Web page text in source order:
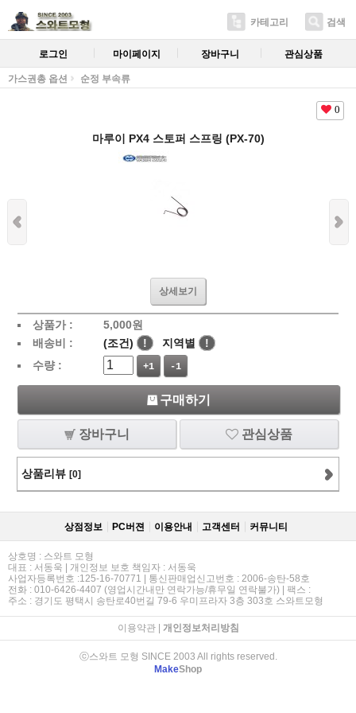
카테고리 검색
로그인 마이페이지 장바구니 관심상품
가스권총 옵션 순정 부속류
0
마루이 PX4 스토퍼 스프링 (PX-70)
상세보기
상품가 : 5,000원
배송비 :
(조건) ! 지역별
!
수량 :
+1 -1
구매하기
장바구니 관심상품
상품리뷰 [0]
상점정보 PC버젼 이용안내 고객센터 커뮤니티
상호명 : 스와트 모형
대표 : 서동욱 | 개인정보 보호 책임자 : 서동욱
사업자등록번호 :125-16-70771 | 통신판매업신고번호 : 2006-송탄-58호
전화 : 010-6426-4407 (영업시간내만 연락가능/휴무일 연락불가) | 팩스 :
주소 : 경기도 평택시 송탄로40번길 79-6 우미프라자 3층 303호 스와트모형
이용약관| 개인정보처리방침
ⓒ스와트 모형 SINCE 2003 All rights reserved.
MakeShop